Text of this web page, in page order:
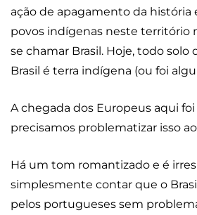
ação de apagamento da história
povos indígenas neste território
se chamar Brasil. Hoje, todo solo
Brasil é terra indígena (ou foi
A chegada dos Europeus aqui
precisamos problematizar isso
Há um tom romantizado e é
simplesmente contar que o
pelos portugueses sem